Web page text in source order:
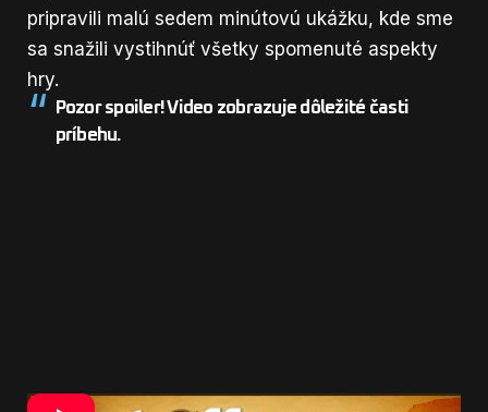
pripravili malú sedem minútovú ukážku, kde sme
sa snažili vystihnúť všetky spomenuté aspekty
hry.
Pozor spoiler! Video zobrazuje dôležité časti
príbehu.